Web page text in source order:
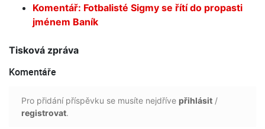
Komentář: Fotbalisté Sigmy se řítí do propasti
jménem Baník
Tisková zpráva
Komentáře
Pro přidání příspěvku se musíte nejdříve přihlásit /
registrovat.